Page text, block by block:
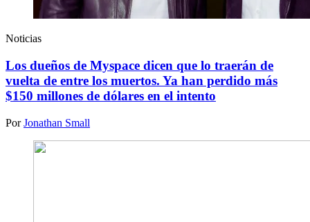
Noticias
Los dueños de Myspace dicen que lo traerán de
vuelta de entre los muertos. Ya han perdido más
$150 millones de dólares en el intento
PorJonathan Small